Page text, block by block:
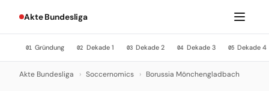
Akte Bundesliga
01 Gründung 02 Dekade 1 03 Dekade 2 04 Dekade 3 05 Dekade 4
Akte Bundesliga › Soccernomics › Borussia Mönchengladbach